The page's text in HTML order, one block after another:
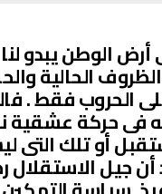
الوطن يبدو
الحالية
الحروب فقط .
فى حركة
أو تلك
جيل الاستقلال